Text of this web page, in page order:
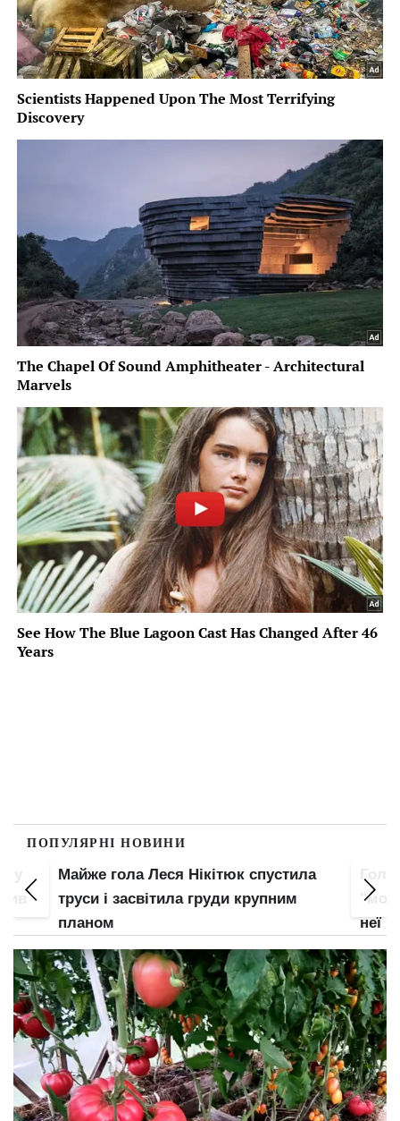
ПОПУЛЯРНІ НОВИНИ
Майже гола Леся Нікітюк спустила
труси і засвітила груди крупним
планом
неї